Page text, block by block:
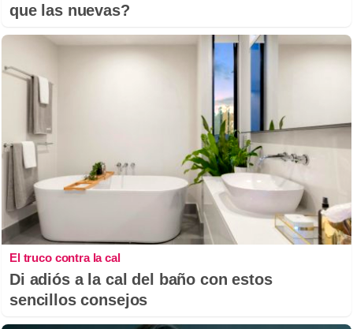
que las nuevas?
El truco contra la cal
Di adiós a la cal del baño con estos
sencillos consejos